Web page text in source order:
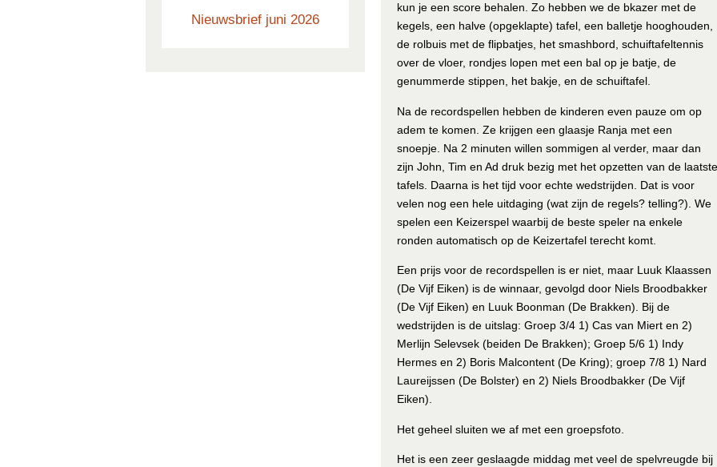
kun je een score behalen. Zo hebben we de bkazer met de
kegels, een halve (opgeklapte) tafel, een balletje hooghouden,
de rolbuis met de flipbatjes, het smashbord, schuiftafeltennis
over de vloer, rondjes lopen met een bal op je batje, de
genummerde stippen, het bakje, en de schuiftafel.
Na de recordspellen hebben de kinderen even pauze om op
adem te komen. Ze krijgen een glaasje Ranja met een
snoepje. Na 2 minuten willen sommigen al verder, maar dan
zijn John, Tim en Ad druk bezig met het opzetten van de laatste
tafels. Daarna is het tijd voor echte wedstrijden. Dat is voor
velen nog een hele uitdaging (wat zijn de regels? telling?). We
spelen een Keizerspel waarbij de beste speler na enkele
ronden automatisch op de Keizertafel terecht komt.
Een prijs voor de recordspellen is er niet, maar Luuk Klaassen
(De Vijf Eiken) is de winnaar, gevolgd door Niels Broodbakker
(De Vijf Eiken) en Luuk Boonman (De Brakken). Bij de
wedstrijden is de uitslag: Groep 3/4 1) Cas van Miert en 2)
Merlijn Selevsek (beiden De Brakken); Groep 5/6 1) Indy
Hermes en 2) Boris Malcontent (De Kring); groep 7/8 1) Nard
Laureijssen (De Bolster) en 2) Niels Broodbakker (De Vijf
Eiken).
Het geheel sluiten we af met een groepsfoto.
Het is een zeer geslaagde middag met veel de spelvreugde bij
Nieuwsbrief juni 2026